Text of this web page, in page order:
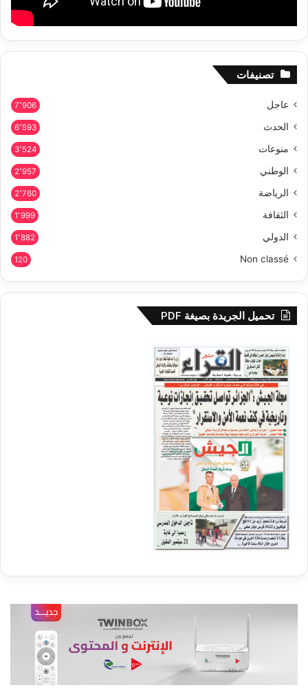
تصنيفات
عاجل 7٬906
الحدث 6٬593
منوعات 3٬524
الوطني 2٬957
الرياضة 2٬760
الثقافة 1٬999
الدولي 1٬882
Non classé
120
تحميل الجريدة بصيغة PDF